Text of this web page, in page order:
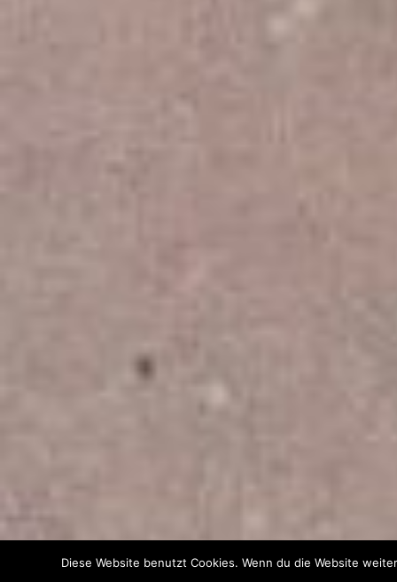
Diese Website benutzt Cookies. Wenn du die Website